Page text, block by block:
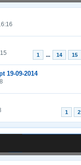
1 ... 14 15
19-09-2014
1 2